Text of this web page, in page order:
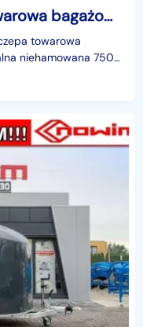
G.11.21.0077 przyczepa towarowa bagażowa przyczepka lekka uniwersalna niehamowana 750 kg 3,02 x 1,49 m Nowim
towarowa
niehamowana 750
towarowa, 1-osiowa